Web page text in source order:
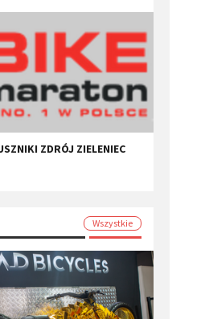
ZDRÓJ ZIELENIEC
Wszystkie